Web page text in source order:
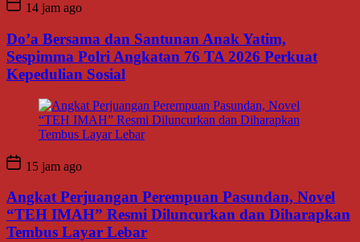
14 jam ago
Do’a Bersama dan Santunan Anak Yatim,
Sespimma Polri Angkatan 76 TA 2026 Perkuat
Kepedulian Sosial
15 jam ago
Angkat Perjuangan Perempuan Pasundan, Novel
“TEH IMAH” Resmi Diluncurkan dan Diharapkan
Tembus Layar Lebar